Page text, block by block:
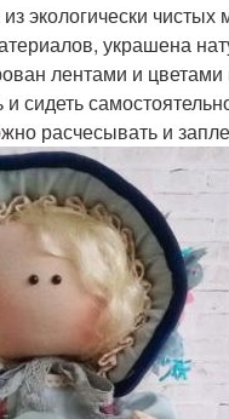
экологически
украшена
лентами и
и сидеть
расчесывать и